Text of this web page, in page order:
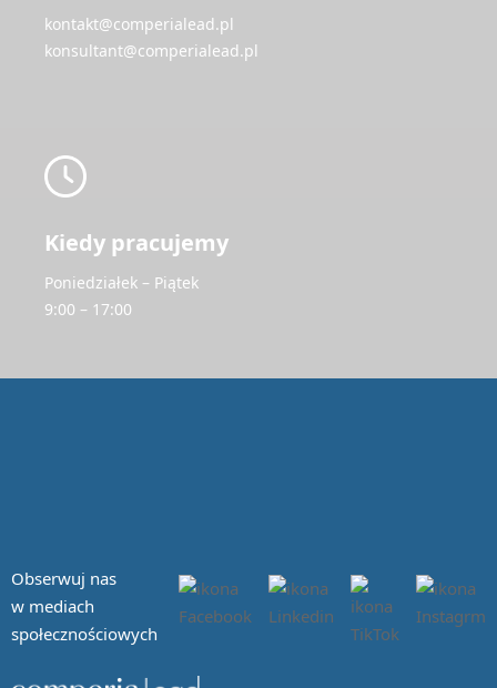
kontakt@comperialead.pl
konsultant@comperialead.pl
Kiedy pracujemy
Poniedziałek – Piątek
9:00 – 17:00
Obserwuj nas
w mediach
społecznościowych